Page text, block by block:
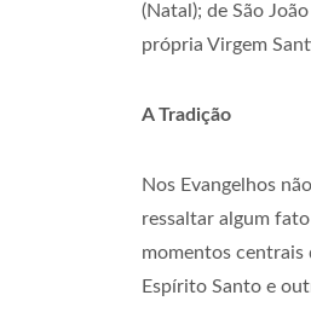
(Natal); de São
própria Virgem
A Tradição
Nos Evangelhos
ressaltar algum
momentos centrais
Espírito Santo e